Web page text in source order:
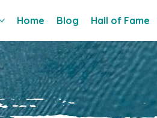
Home Blog Hall of Fame